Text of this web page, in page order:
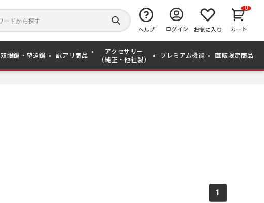
か
ら
検
索
す
る
ヘルプ ログイン お気に入り
0
カート
双眼鏡・望遠鏡 訳アリ商品
アクセサリー
（純正・他社製）
プレミアム機能 直販限定商品
1